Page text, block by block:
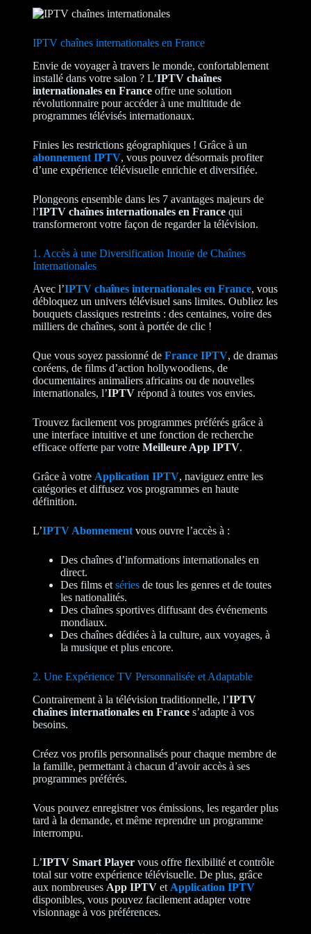
IPTV chaînes internationales en France
Envie de voyager à travers le monde, confortablement
installé dans votre salon ? L’IPTV chaînes
internationales en Franceoffre une solution
révolutionnaire pour accéder à une multitude de
programmes télévisés internationaux.
Finies les restrictions géographiques ! Grâce à un
abonnement IPTV, vous pouvez désormais profiter
d’une expérience télévisuelle enrichie et diversifiée.
Plongeons ensemble dans les 7 avantages majeurs de
l’IPTV chaînes internationales en Francequi
transformeront votre façon de regarder la télévision.
1. Accès à une Diversification Inouïe de Chaînes
Internationales
Avec l’IPTV chaînes internationales en France, vous
débloquez un univers télévisuel sans limites. Oubliez les
bouquets classiques restreints : des centaines, voire des
milliers de chaînes, sont à portée de clic !
Que vous soyez passionné de France IPTV, de dramas
coréens, de films d’action hollywoodiens, de
documentaires animaliers africains ou de nouvelles
internationales, l’IPTVrépond à toutes vos envies.
Trouvez facilement vos programmes préférés grâce à
une interface intuitive et une fonction de recherche
efficace offerte par votre Meilleure App IPTV.
Grâce à votre Application IPTV, naviguez entre les
catégories et diffusez vos programmes en haute
définition.
L’IPTV Abonnementvous ouvre l’accès à :
Des chaînes d’informations internationales en
direct.
Des films et sériesde tous les genres et de toutes
les nationalités.
Des chaînes sportives diffusant des événements
mondiaux.
Des chaînes dédiées à la culture, aux voyages, à
la musique et plus encore.
2. Une Expérience TV Personnalisée et Adaptable
Contrairement à la télévision traditionnelle, l’IPTV
chaînes internationales en Frances’adapte à vos
besoins.
Créez vos profils personnalisés pour chaque membre de
la famille, permettant à chacun d’avoir accès à ses
programmes préférés.
Vous pouvez enregistrer vos émissions, les regarder plus
tard à la demande, et même reprendre un programme
interrompu.
L’IPTV Smart Playervous offre flexibilité et contrôle
total sur votre expérience télévisuelle. De plus, grâce
aux nombreuses App IPTVet Application IPTV
disponibles, vous pouvez facilement adapter votre
visionnage à vos préférences.